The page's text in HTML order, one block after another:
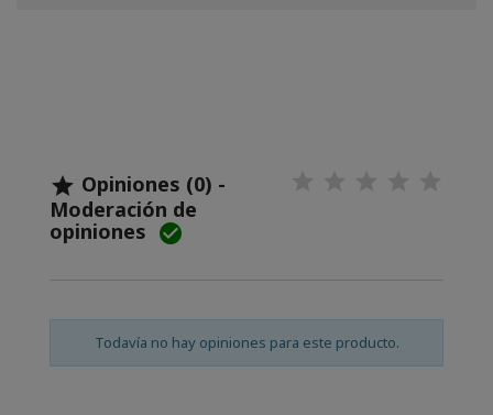
 Opiniones (0) -
Moderación de
opiniones 
Todavía no hay opiniones para este producto.